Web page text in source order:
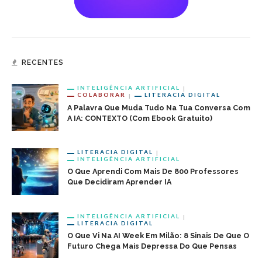
RECENTES
INTELIGÊNCIA ARTIFICIAL
COLABORAR
LITERACIA DIGITAL
A Palavra Que Muda Tudo Na Tua Conversa Com
A IA: CONTEXTO (com Ebook Gratuito)
LITERACIA DIGITAL
INTELIGÊNCIA ARTIFICIAL
O Que Aprendi Com Mais De 800 Professores
Que Decidiram Aprender IA
INTELIGÊNCIA ARTIFICIAL
LITERACIA DIGITAL
O Que Vi Na AI Week Em Milão: 8 Sinais De Que O
Futuro Chega Mais Depressa Do Que Pensas